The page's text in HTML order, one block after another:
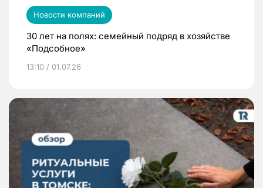
Новости компаний
30 лет на полях: семейный подряд в хозяйстве
«Подсобное»
13:10 / 01.07.26